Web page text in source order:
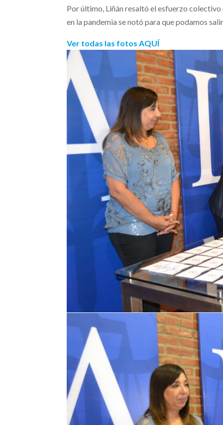
Por último, Liñán resaltó el esfuerzo
en la pandemia se notó para que podamos
Ver todas las fotos AQUÍ